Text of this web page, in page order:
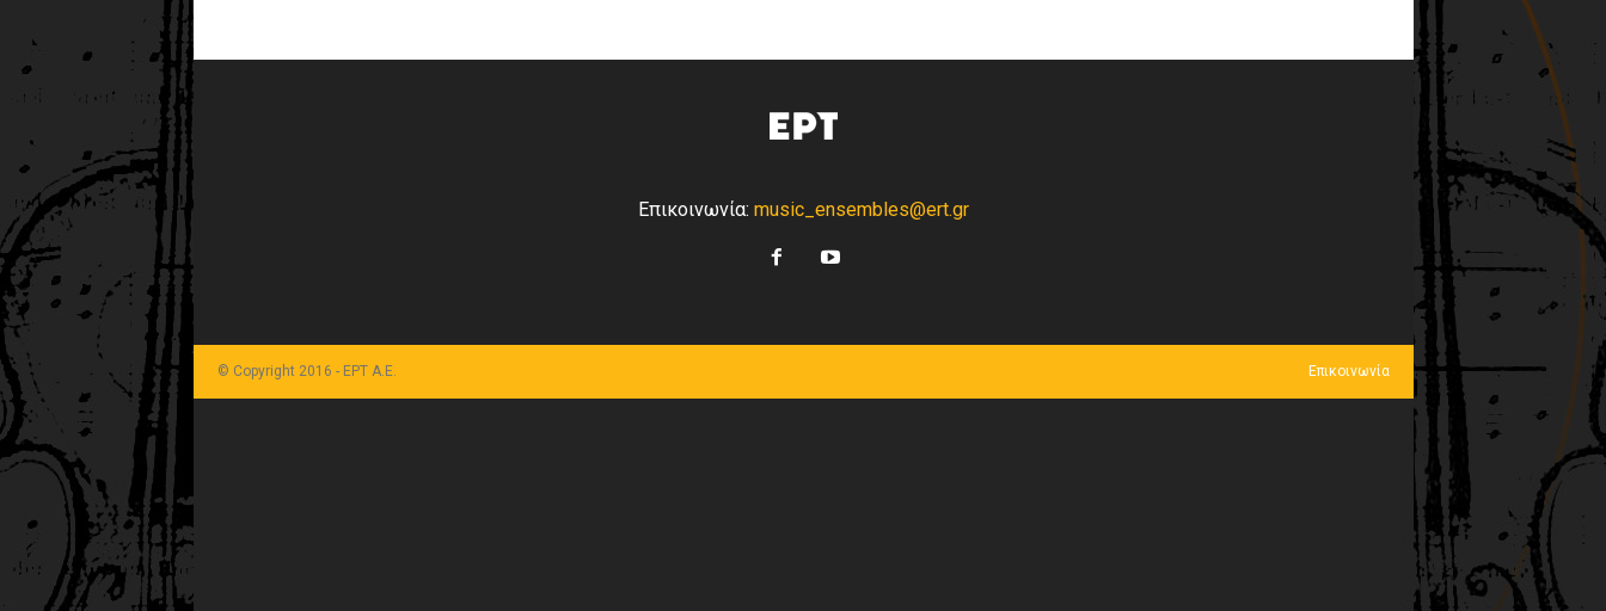
Επικοινωνία: music_ensembles@ert.gr
© Copyright 2016 - ΕΡΤ Α.Ε. Επικοινωνία